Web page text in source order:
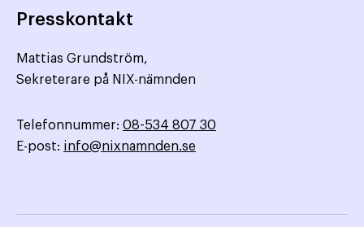
Presskontakt
Mattias Grundström,
Sekreterare på NIX-nämnden
Telefonnummer: 08-534 807 30
E-post: info@nixnamnden.se